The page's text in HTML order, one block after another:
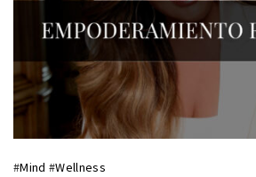
#Mind #Wellness